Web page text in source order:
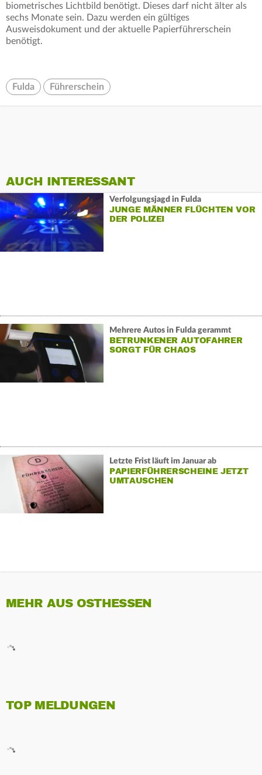
biometrisches Lichtbild benötigt. Dieses darf nicht älter als
sechs Monate sein. Dazu werden ein gültiges
Ausweisdokument und der aktuelle Papierführerschein
benötigt.
Fulda Führerschein
AUCH INTERESSANT
Verfolgungsjagd in Fulda
JUNGE MÄNNER FLÜCHTEN VOR
DER POLIZEI
Mehrere Autos in Fulda gerammt
BETRUNKENER AUTOFAHRER
SORGT FÜR CHAOS
Letzte Frist läuft im Januar ab
PAPIERFÜHRERSCHEINE JETZT
UMTAUSCHEN
MEHR AUS OSTHESSEN
TOP MELDUNGEN